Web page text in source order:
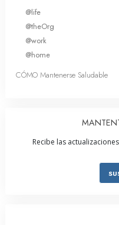
@life
@theOrg
@work
@home
CÓMO Mantenerse Saludable
Recibe las